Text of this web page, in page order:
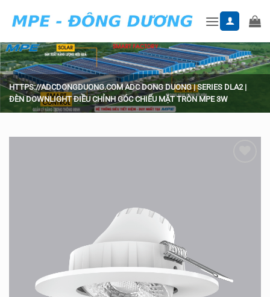
HTTPS://ADCDONGDUONG.COM ADC DONG DUONG|SERIES DLA2|
ĐÈN DOWNLIGHT ĐIỀU CHỈNH GÓC CHIẾU MẶT TRÒN MPE 3W